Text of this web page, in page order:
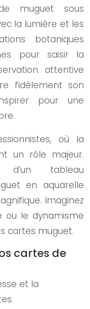
muguet sous
la lumière et les
botaniques
pour saisir la
attentive
fidèlement son
pour une
où la
un rôle majeur.
d’un tableau
en aquarelle
Imaginez
ou le dynamisme
cartes muguet.
cartes de
et la